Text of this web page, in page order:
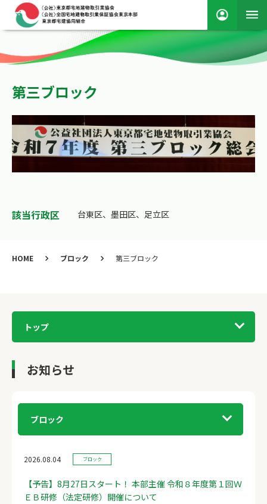
第三ブロック
該当行政区 台東区、墨田区、足立区
HOME ブロック 第三ブロック
トップ
お知らせ
ブロック
2026.08.04 ブロック
【予告】8月27日スタート！ 本部主催 令和８年度第１回Ｗ
ＥＢ研修（法定研修）開催について